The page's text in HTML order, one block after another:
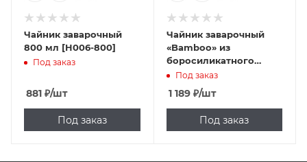
Чайник заварочный
800 мл [H006-800]
Под заказ
881 ₽/шт
Под заказ
Чайник заварочный
«Bamboo» из
боросиликатного
стекла с ситечком–
пружинкой 600 мл
Под заказ
1 189₽/шт
Под заказ